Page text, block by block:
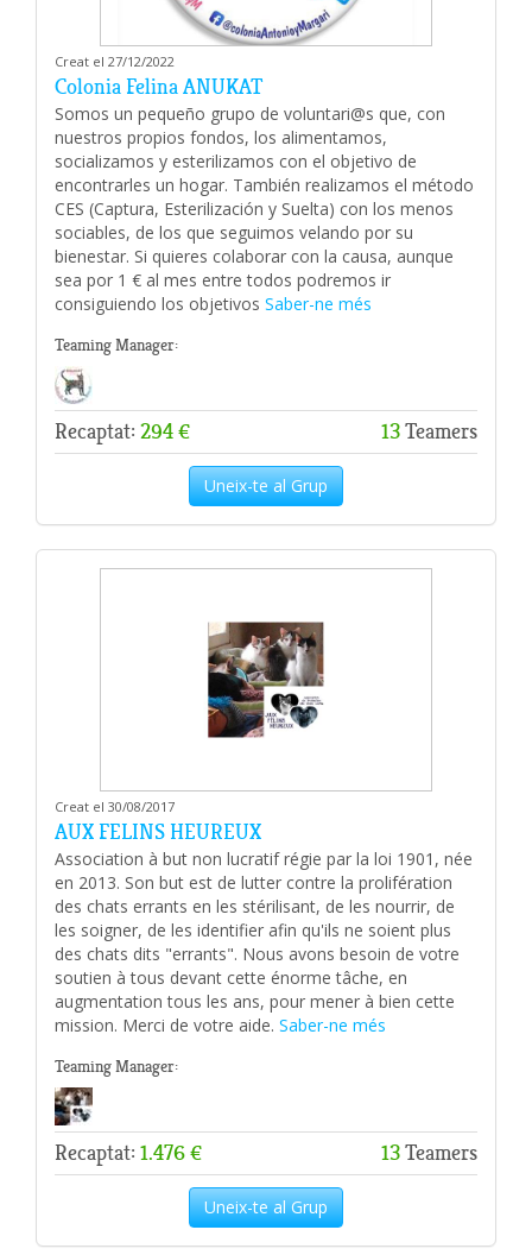
Creat el 27/12/2022
Colonia Felina ANUKAT
Somos un pequeño grupo de voluntari@s que, con
nuestros propios fondos, los alimentamos,
socializamos y esterilizamos con el objetivo de
encontrarles un hogar. También realizamos el método
CES (Captura, Esterilización y Suelta) con los menos
sociables, de los que seguimos velando por su
bienestar. Si quieres colaborar con la causa, aunque
sea por 1 € al mes entre todos podremos ir
consiguiendo los objetivos Saber-ne més
Teaming Manager:
Recaptat: 294 € 13Teamers
Uneix-te al Grup
Creat el 30/08/2017
AUX FELINS HEUREUX
Association à but non lucratif régie par la loi 1901, née
en 2013. Son but est de lutter contre la prolifération
des chats errants en les stérilisant, de les nourrir, de
les soigner, de les identifier afin qu'ils ne soient plus
des chats dits "errants". Nous avons besoin de votre
soutien à tous devant cette énorme tâche, en
augmentation tous les ans, pour mener à bien cette
mission. Merci de votre aide. Saber-ne més
Teaming Manager:
Recaptat: 1.476 € 13Teamers
Uneix-te al Grup